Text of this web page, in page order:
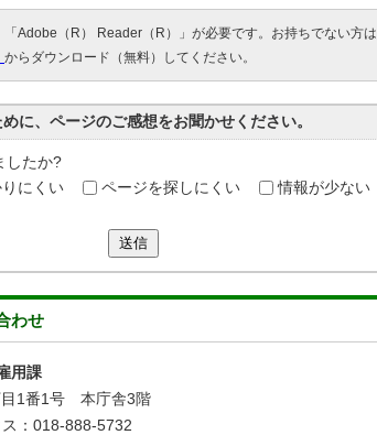
Adobe（R） Reader（R）」が必要です。お持ちでない方は
からダウンロード（無料）してください。
に、ページのご感想をお聞かせください。
したか?
にくい ページを探しにくい 情報が少ない
送信
わせ
用課
1番1号 本庁舎3階
：018-888-5732